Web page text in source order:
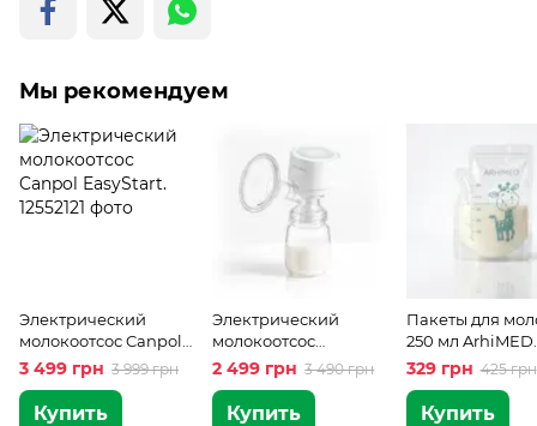
Мы рекомендуем
Электрический
молокоотсос Canpol
EasyStart.
3 499 грн 3 999 грн
Купить
Электрический
молокоотсос
ArhiMED Gentle S3 +
Пакеты для молока в
подарок
2 499 грн 3 490 грн
Купить
Пакеты для
250 мл ArhiMED
Gentle Bag -
329 грн 425 грн
Купить